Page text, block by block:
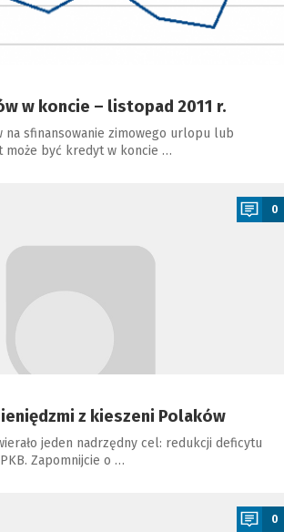
w koncie – listopad 2011 r.
na sfinansowanie zimowego urlopu lub
może być kredyt w koncie …
0
z kieszeni Polaków
jeden nadrzędny cel: redukcji deficytu
Zapomnijcie o …
0